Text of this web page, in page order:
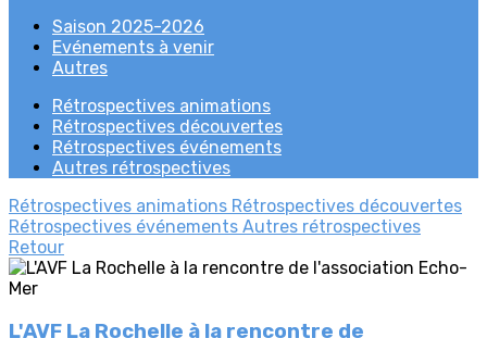
Saison 2025-2026
Evénements à venir
Autres
Rétrospectives animations
Rétrospectives découvertes
Rétrospectives événements
Autres rétrospectives
Rétrospectives animations Rétrospectives découvertes
Rétrospectives événements Autres rétrospectives
Retour
L'AVF La Rochelle à la rencontre de